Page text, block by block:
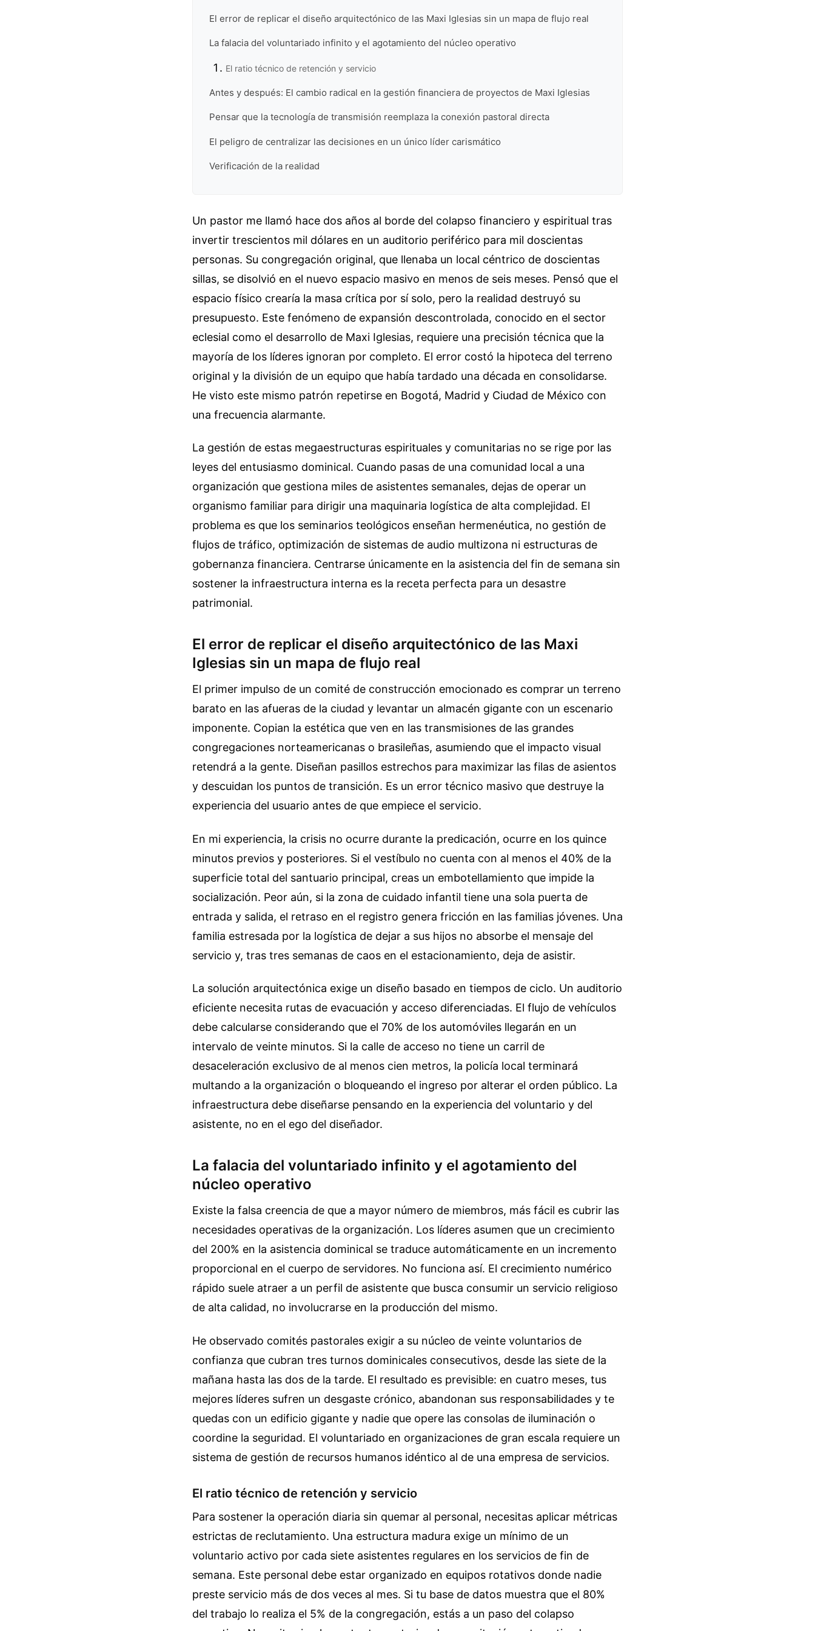
El error de replicar el diseño arquitectónico de las Maxi Iglesias sin un mapa de flujo real
La falacia del voluntariado infinito y el agotamiento del núcleo operativo
El ratio técnico de retención y servicio
Antes y después: El cambio radical en la gestión financiera de proyectos de Maxi Iglesias
Pensar que la tecnología de transmisión reemplaza la conexión pastoral directa
El peligro de centralizar las decisiones en un único líder carismático
Verificación de la realidad
Un pastor me llamó hace dos años al borde del colapso financiero y espiritual tras
invertir trescientos mil dólares en un auditorio periférico para mil doscientas
personas. Su congregación original, que llenaba un local céntrico de doscientas
sillas, se disolvió en el nuevo espacio masivo en menos de seis meses. Pensó que el
espacio físico crearía la masa crítica por sí solo, pero la realidad destruyó su
presupuesto. Este fenómeno de expansión descontrolada, conocido en el sector
eclesial como el desarrollo de Maxi Iglesias, requiere una precisión técnica que la
mayoría de los líderes ignoran por completo. El error costó la hipoteca del terreno
original y la división de un equipo que había tardado una década en consolidarse.
He visto este mismo patrón repetirse en Bogotá, Madrid y Ciudad de México con
una frecuencia alarmante.
La gestión de estas megaestructuras espirituales y comunitarias no se rige por las
leyes del entusiasmo dominical. Cuando pasas de una comunidad local a una
organización que gestiona miles de asistentes semanales, dejas de operar un
organismo familiar para dirigir una maquinaria logística de alta complejidad. El
problema es que los seminarios teológicos enseñan hermenéutica, no gestión de
flujos de tráfico, optimización de sistemas de audio multizona ni estructuras de
gobernanza financiera. Centrarse únicamente en la asistencia del fin de semana sin
sostener la infraestructura interna es la receta perfecta para un desastre
patrimonial.
El error de replicar el diseño arquitectónico de las Maxi
Iglesias sin un mapa de flujo real
El primer impulso de un comité de construcción emocionado es comprar un terreno
barato en las afueras de la ciudad y levantar un almacén gigante con un escenario
imponente. Copian la estética que ven en las transmisiones de las grandes
congregaciones norteamericanas o brasileñas, asumiendo que el impacto visual
retendrá a la gente. Diseñan pasillos estrechos para maximizar las filas de asientos
y descuidan los puntos de transición. Es un error técnico masivo que destruye la
experiencia del usuario antes de que empiece el servicio.
En mi experiencia, la crisis no ocurre durante la predicación, ocurre en los quince
minutos previos y posteriores. Si el vestíbulo no cuenta con al menos el 40% de la
superficie total del santuario principal, creas un embotellamiento que impide la
socialización. Peor aún, si la zona de cuidado infantil tiene una sola puerta de
entrada y salida, el retraso en el registro genera fricción en las familias jóvenes. Una
familia estresada por la logística de dejar a sus hijos no absorbe el mensaje del
servicio y, tras tres semanas de caos en el estacionamiento, deja de asistir.
La solución arquitectónica exige un diseño basado en tiempos de ciclo. Un auditorio
eficiente necesita rutas de evacuación y acceso diferenciadas. El flujo de vehículos
debe calcularse considerando que el 70% de los automóviles llegarán en un
intervalo de veinte minutos. Si la calle de acceso no tiene un carril de
desaceleración exclusivo de al menos cien metros, la policía local terminará
multando a la organización o bloqueando el ingreso por alterar el orden público. La
infraestructura debe diseñarse pensando en la experiencia del voluntario y del
asistente, no en el ego del diseñador.
La falacia del voluntariado infinito y el agotamiento del
núcleo operativo
Existe la falsa creencia de que a mayor número de miembros, más fácil es cubrir las
necesidades operativas de la organización. Los líderes asumen que un crecimiento
del 200% en la asistencia dominical se traduce automáticamente en un incremento
proporcional en el cuerpo de servidores. No funciona así. El crecimiento numérico
rápido suele atraer a un perfil de asistente que busca consumir un servicio religioso
de alta calidad, no involucrarse en la producción del mismo.
He observado comités pastorales exigir a su núcleo de veinte voluntarios de
confianza que cubran tres turnos dominicales consecutivos, desde las siete de la
mañana hasta las dos de la tarde. El resultado es previsible: en cuatro meses, tus
mejores líderes sufren un desgaste crónico, abandonan sus responsabilidades y te
quedas con un edificio gigante y nadie que opere las consolas de iluminación o
coordine la seguridad. El voluntariado en organizaciones de gran escala requiere un
sistema de gestión de recursos humanos idéntico al de una empresa de servicios.
El ratio técnico de retención y servicio
Para sostener la operación diaria sin quemar al personal, necesitas aplicar métricas
estrictas de reclutamiento. Una estructura madura exige un mínimo de un
voluntario activo por cada siete asistentes regulares en los servicios de fin de
semana. Este personal debe estar organizado en equipos rotativos donde nadie
preste servicio más de dos veces al mes. Si tu base de datos muestra que el 80%
del trabajo lo realiza el 5% de la congregación, estás a un paso del colapso